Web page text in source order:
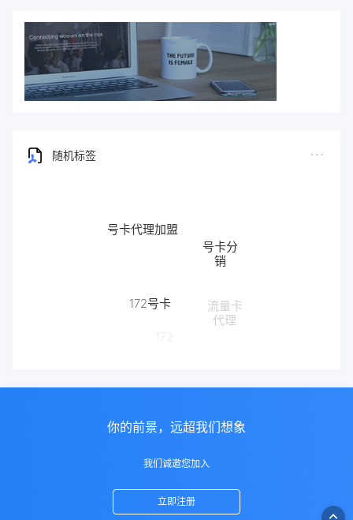
随机标签
销
流量卡
代理
172
你的前景，远超我们想象
我们诚邀您加入
立即注册